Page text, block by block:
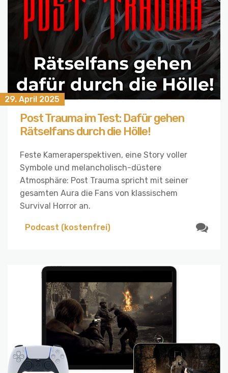
29. April 2025
Post Trauma im Test: Dafür gehen
Rätselfans durch die Hölle!
Feste Kameraperspektiven, eine Story voller
Symbole und melancholisch-düstere
Atmosphäre: Post Trauma spricht mit seiner
gesamten Aura die Fans von klassischem
Survival Horror an.
Podcast (kostenfrei)